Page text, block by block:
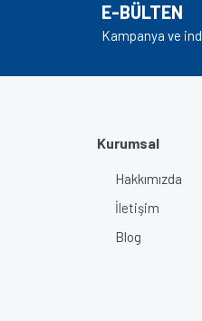
Ürün
E-BÜLTEN
Kampanya ve
Kurumsal
Hakkımızda
İletişim
Blog